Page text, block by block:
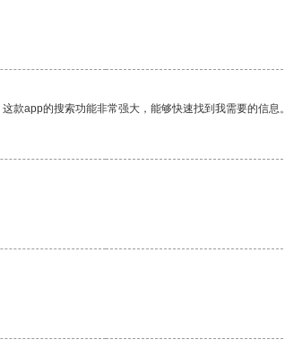
款app的搜索功能非常强大，能够快速找到我需要的信息。